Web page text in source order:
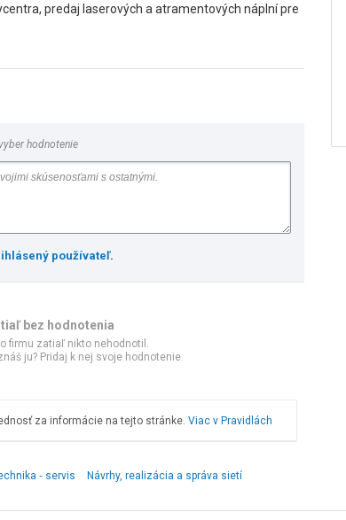
predaj laserových a atramentových náplní pre
hodnotenie
používateľ.
bez hodnotenia
firmu zatiaľ nikto nehodnotil.
ju? Pridaj k nej svoje hodnotenie.
za informácie na tejto stránke. Viac v Pravidlách
‑ servis Návrhy, realizácia a správa sietí